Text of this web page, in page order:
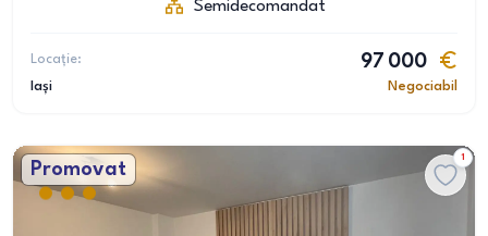
Semidecomandat
Locație:
Iași
97 000
Negociabil
Promovat
1